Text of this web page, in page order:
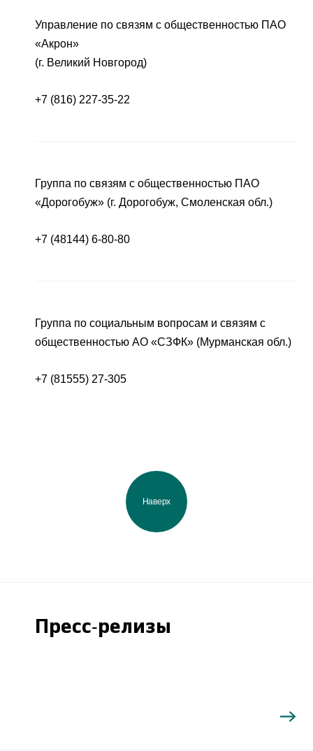
Управление по связям с общественностью ПАО
«Акрон»
(г. Великий Новгород)
+7 (816) 227-35-22
Группа по связям с общественностью ПАО
«Дорогобуж» (г. Дорогобуж, Смоленская обл.)
+7 (48144) 6-80-80
Группа по социальным вопросам и связям с
общественностью АО «СЗФК» (Мурманская обл.)
+7 (81555) 27-305
Наверх
Пресс-релизы